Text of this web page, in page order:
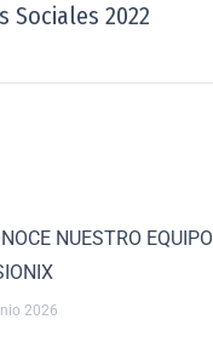
Sociales 2022
NUESTRO EQUIPO
2026